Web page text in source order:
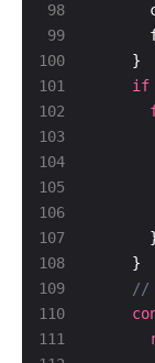
98
99
100
101
103
104
105
106
107
108
109
110
111
if